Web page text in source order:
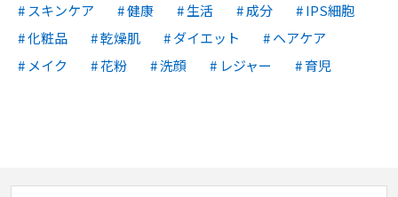
スキンケア 健康 生活 成分
IPS細胞
化粧品
乾燥肌 ダイエット
ヘアケア
メイク
花粉 洗顔 レジャー 育児